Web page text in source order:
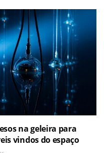
na geleira para
vindos do espaço